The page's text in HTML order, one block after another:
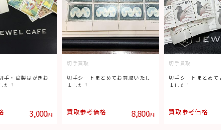
手・官製はがきお
た！
3,000円
切手買取
切手シートまとめてお買取いたし
ました！
買取参考価格 8,800円
切手買取
切手シートまとめて
ました！
買取参考価格